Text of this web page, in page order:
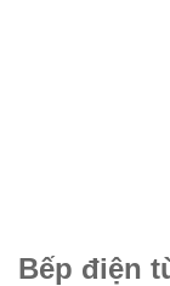
Bếp điện